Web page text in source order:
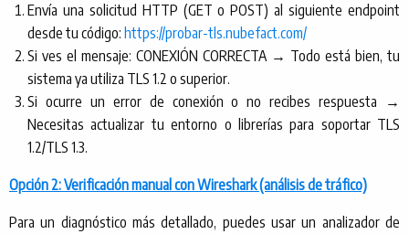
Envía una solicitud HTTP (GET o POST) al siguiente endpoint
desde tu código: https://probar-tls.nubefact.com/
Si ves el mensaje: CONEXIÓN CORRECTA → Todo está bien, tu
sistema ya utiliza TLS 1.2 o superior.
Si ocurre un error de conexión o no recibes respuesta →
Necesitas actualizar tu entorno o librerías para soportar TLS
1.2/TLS 1.3.
Opción 2: Verificación manual con Wireshark (análisis de tráfico)
Para un diagnóstico más detallado, puedes usar un analizador de